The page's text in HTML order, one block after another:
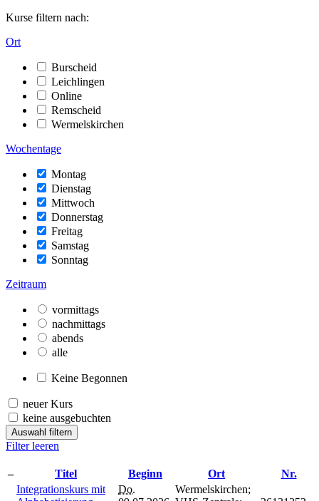
Kurse filtern nach:
Ort
Burscheid
Leichlingen
Online
Remscheid
Wermelskirchen
Wochentage
Montag
Dienstag
Mittwoch
Donnerstag
Freitag
Samstag
Sonntag
Zeitraum
vormittags
nachmittags
abends
alle
Keine Begonnen
neuer Kurs
keine ausgebuchten
Auswahl filtern
Filter leeren
– Titel Beginn Ort
Nr.
Integrationskurs mit
Do.
Wermelskirchen;